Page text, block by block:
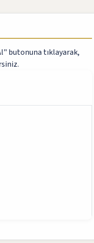
butonuna tıklayarak,